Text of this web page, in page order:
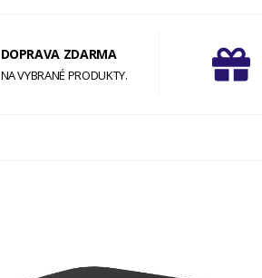
DOPRAVA ZDARMA
NA VYBRANÉ PRODUKTY.